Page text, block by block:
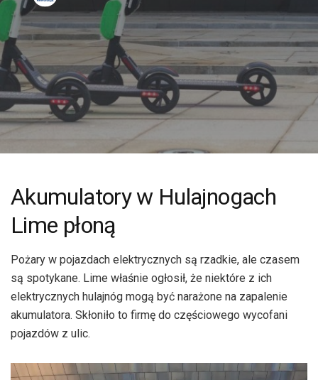
Akumulatory w Hulajnogach
Lime płoną
Pożary w pojazdach elektrycznych są rzadkie, ale czasem
są spotykane. Lime właśnie ogłosił, że niektóre z ich
elektrycznych hulajnóg mogą być narażone na zapalenie
akumulatora. Skłoniło to firmę do częściowego wycofani
pojazdów z ulic.